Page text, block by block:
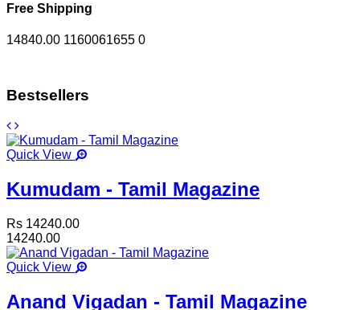
Free Shipping
14840.00 1160061655 0
Bestsellers
Quick View
Kumudam - Tamil Magazine
Rs 14240.00
14240.00
Quick View
Anand Vigadan - Tamil Magazine